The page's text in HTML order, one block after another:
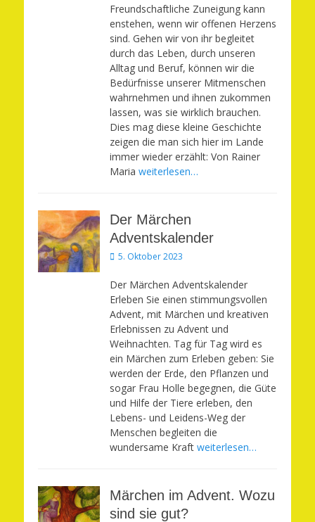
Freundschaftliche Zuneigung kann
enstehen, wenn wir offenen Herzens
sind. Gehen wir von ihr begleitet
durch das Leben, durch unseren
Alltag und Beruf, können wir die
Bedürfnisse unserer Mitmenschen
wahrnehmen und ihnen zukommen
lassen, was sie wirklich brauchen.
Dies mag diese kleine Geschichte
zeigen die man sich hier im Lande
immer wieder erzählt: Von Rainer
Maria weiterlesen…
Der Märchen
Adventskalender
Veröffentlicht
5. Oktober 2023
Der Märchen Adventskalender
Erleben Sie einen stimmungsvollen
Advent, mit Märchen und kreativen
Erlebnissen zu Advent und
Weihnachten. Tag für Tag wird es
ein Märchen zum Erleben geben: Sie
werden der Erde, den Pflanzen und
sogar Frau Holle begegnen, die Güte
und Hilfe der Tiere erleben, den
Lebens- und Leidens-Weg der
Menschen begleiten die
wundersame Kraft weiterlesen…
Märchen im Advent. Wozu
sind sie gut?